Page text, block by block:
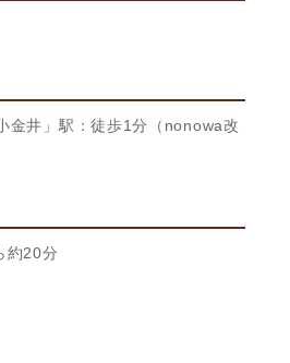
金井」駅：徒歩1分（nonowa改
約20分